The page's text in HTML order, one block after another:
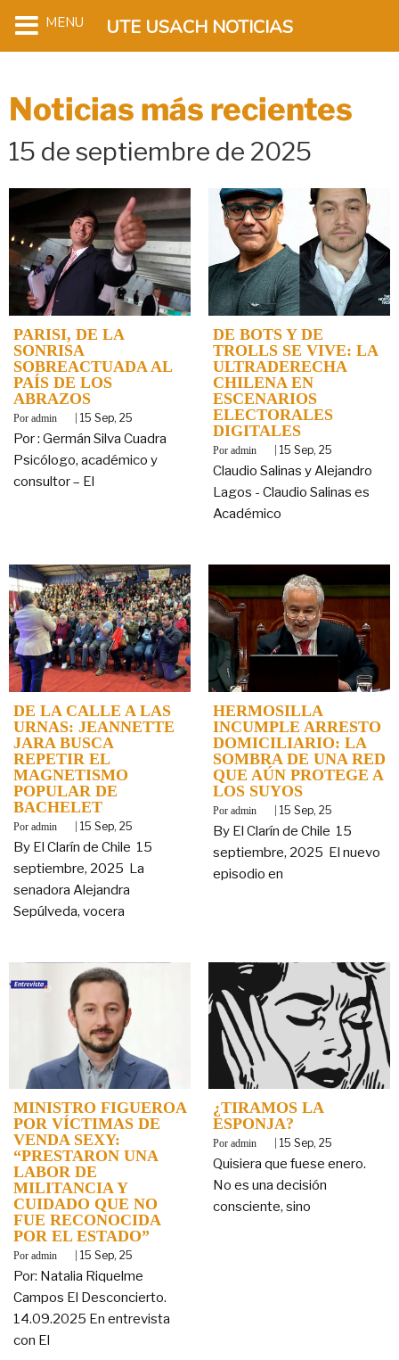
Noticias más recientes
15 de septiembre de 2025
PARISI, DE LA
SONRISA
SOBREACTUADA AL
PAÍS DE LOS
ABRAZOS
By admin 15 Sep, 25
Por : Germán Silva Cuadra
Psicólogo, académico y
consultor – El
DE BOTS Y DE
TROLLS SE VIVE: LA
ULTRADERECHA
CHILENA EN
ESCENARIOS
ELECTORALES
DIGITALES
By admin 15 Sep, 25
Claudio Salinas y Alejandro
Lagos - Claudio Salinas es
Académico
DE LA CALLE A LAS
URNAS: JEANNETTE
JARA BUSCA
REPETIR EL
MAGNETISMO
POPULAR DE
BACHELET
By admin | 15 Sep, 25
By El Clarín de Chile 15
septiembre, 2025 La
senadora Alejandra
Sepúlveda, vocera
HERMOSILLA
INCUMPLE ARRESTO
DOMICILIARIO: LA
SOMBRA DE UNA RED
QUE AÚN PROTEGE A
LOS SUYOS
By admin | 15 Sep, 25
By El Clarín de Chile 15
septiembre, 2025 El nuevo
episodio en
MINISTRO FIGUEROA
POR VÍCTIMAS DE
VENDA SEXY:
“PRESTARON UNA
LABOR DE
MILITANCIA Y
CUIDADO QUE NO
FUE RECONOCIDA
POR EL ESTADO”
By admin 15 Sep, 25
Por: Natalia Riquelme
Campos El Desconcierto.
14.09.2025 En entrevista
con El
¿TIRAMOS LA
ESPONJA?
By admin 15 Sep, 25
Quisiera que fuese enero.
No es una decisión
consciente, sino
MENU UTE USACH NOTICIAS